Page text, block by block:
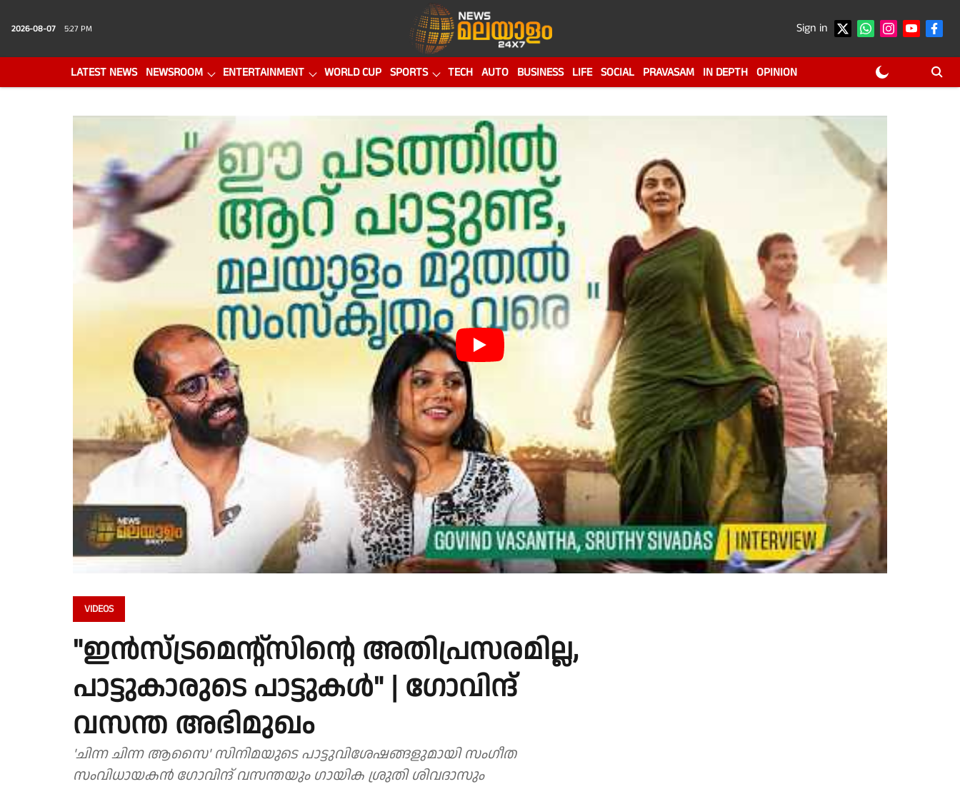
2026-08-07 5:27 PM Sign in
LATEST NEWS NEWSROOM ENTERTAINMENT WORLD CUP SPORTS TECH AUTO BUSINESS LIFE SOCIAL PRAVASAM IN DEPTH OPINION
VIDEOS
"ഇൻസ്ട്രമെന്റ്സിന്റെ അതിപ്രസരമില്ല,
പാട്ടുകാരുടെ പാട്ടുകൾ" | ഗോവിന്ദ്
വസന്ത അഭിമുഖം
'ചിന്ന ചിന്ന ആസൈ' സിനിമയുടെ പാട്ടുവിശേഷങ്ങളുമായി സംഗീത
സംവിധായകൻ ഗോവിന്ദ് വസന്തയും ഗായിക ശ്രുതി ശിവദാസും